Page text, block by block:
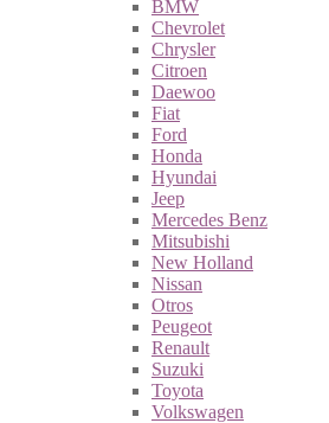
BMW
Chevrolet
Chrysler
Citroen
Daewoo
Fiat
Ford
Honda
Hyundai
Jeep
Mercedes Benz
Mitsubishi
New Holland
Nissan
Otros
Peugeot
Renault
Suzuki
Toyota
Volkswagen